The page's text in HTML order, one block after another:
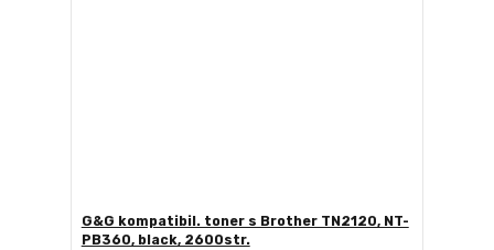
G&G kompatibil. toner s Brother TN2120, NT-
PB360, black, 2600str.